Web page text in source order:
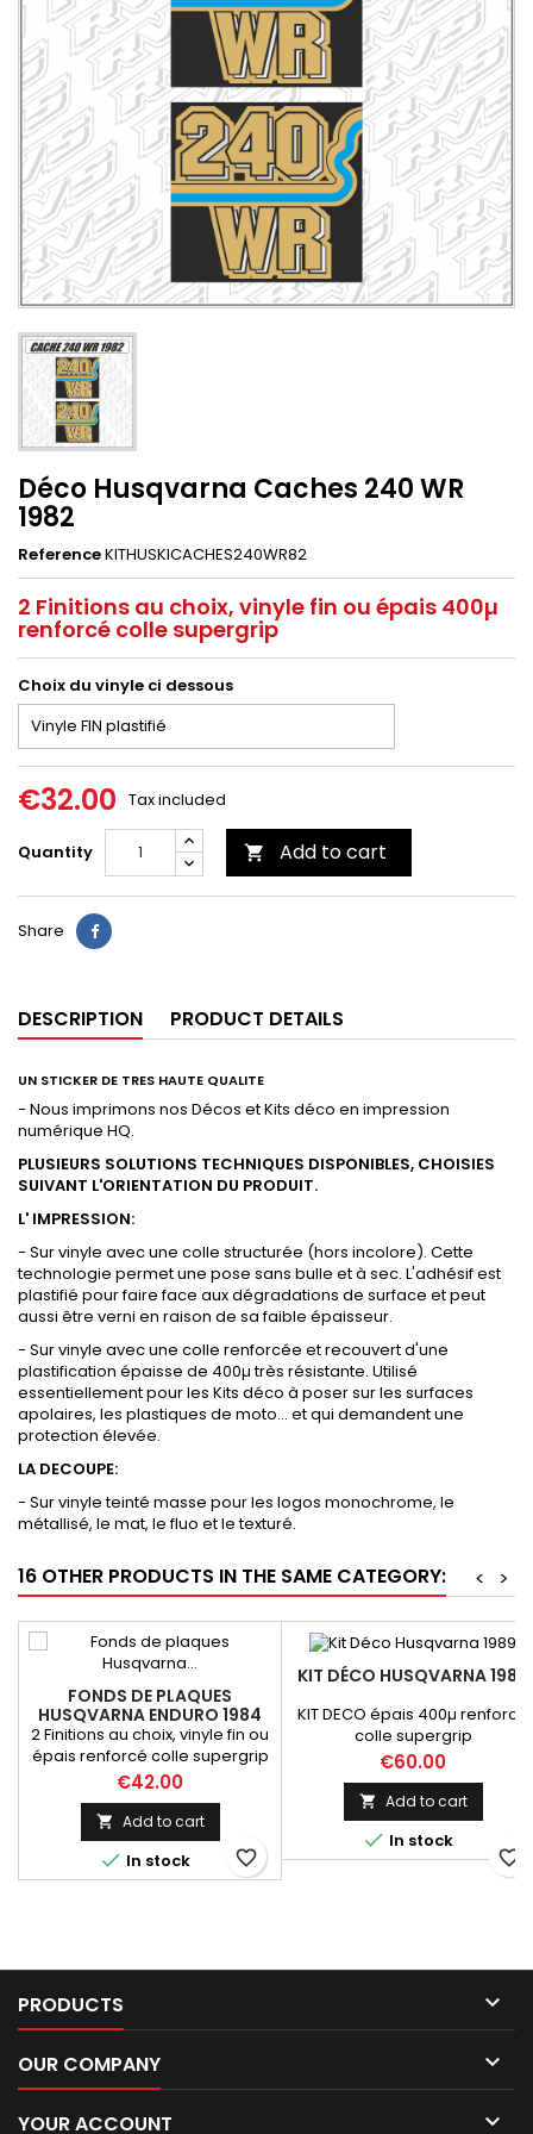
Déco Husqvarna Caches 240 WR
1982
ReferenceKITHUSKICACHES240WR82
2 Finitions au choix, vinyle fin ou épais 400µ
renforcé colle supergrip
Choix du vinyle ci dessous
€32.00 Tax included
Quantity  Add to cart
Share
DESCRIPTION PRODUCT DETAILS
UN STICKER DE TRES HAUTE QUALITE
- Nous imprimons nos Décos et Kits déco en impression
numérique HQ.
PLUSIEURS SOLUTIONS TECHNIQUES DISPONIBLES, CHOISIES
SUIVANT L'ORIENTATION DU PRODUIT.
L' IMPRESSION:
- Sur vinyle avec une colle structurée (hors incolore). Cette
technologie permet une pose sans bulle et à sec. L'adhésif est
plastifié pour faire face aux dégradations de surface et peut
aussi être verni en raison de sa faible épaisseur.
- Sur vinyle avec une colle renforcée et recouvert d'une
plastification épaisse de 400µ très résistante. Utilisé
essentiellement pour les Kits déco à poser sur les surfaces
apolaires, les plastiques de moto... et qui demandent une
protection élevée.
LA DECOUPE:
- Sur vinyle teinté masse pour les logos monochrome, le
métallisé, le mat, le fluo et le texturé.
16 OTHER PRODUCTS IN THE SAME CATEGORY: >
<
FONDS DE PLAQUES
HUSQVARNA ENDURO 1984
2 Finitions au choix, vinyle fin ou
épais renforcé colle supergrip
Price
€42.00
 Add to cart
 In stock favorite_border
KIT DÉCO HUSQVARNA 1989
KIT DECO épais 400µ renforcé
colle supergrip
Price
€60.00
 Add to cart
 In stock
favorite_border
PRODUCTS 
OUR COMPANY 
YOUR ACCOUNT 